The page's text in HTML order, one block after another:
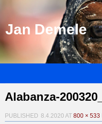
Jan Demele
Alabanza-
PUBLISHED 8.4.2020 AT 800 × 533